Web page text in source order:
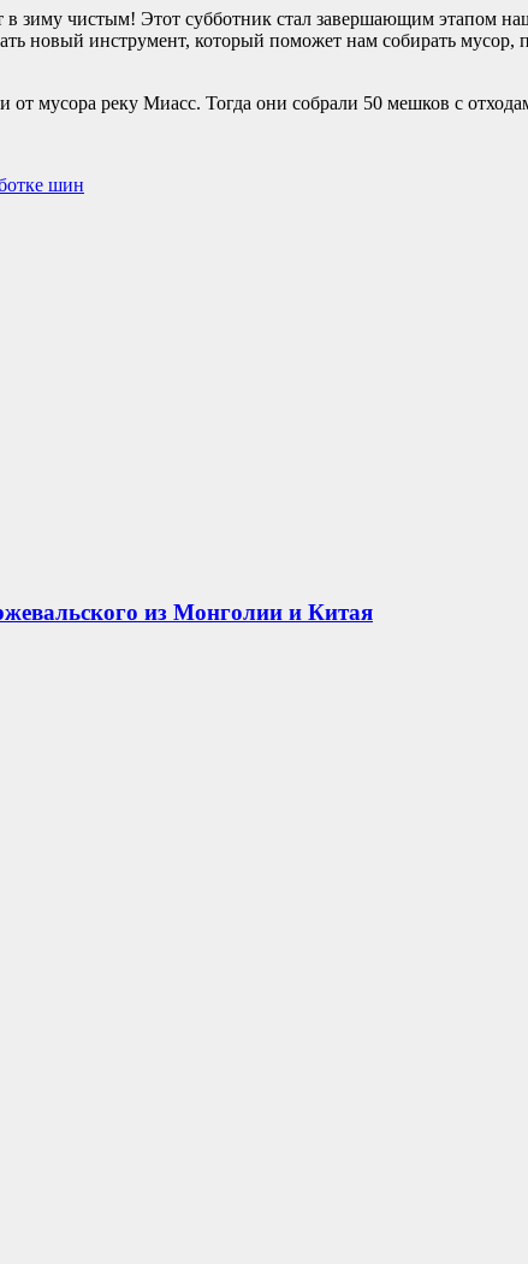
чистым! Этот субботник стал завершающим этапом
новый инструмент, который поможет нам собирать мусор,
от мусора реку Миасс. Тогда они собрали 50 мешков с
шин
из Монголии и Китая